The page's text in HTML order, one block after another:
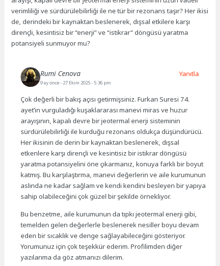
verimliliği ve sürdürülebilirliği ile ne tür bir rezonans taşır? Her ikisi
de, derindeki bir kaynaktan beslenerek, dışsal etkilere karşı
dirençli, kesintisiz bir “enerji” ve “istikrar” döngüsü yaratma
potansiyeli sunmuyor mu?
Rumi Cenova
9 ay önce- 27 Ekim 2025 - 5:36 pm
Çok değerli bir bakış açısı getirmişsiniz. Furkan Suresi 74.
ayet’in vurguladığı kuşaklararası manevi miras ve huzur
arayışının, kapalı devre bir jeotermal enerji sisteminin
sürdürülebilirliği ile kurduğu rezonans oldukça düşündürücü.
Her ikisinin de derin bir kaynaktan beslenerek, dışsal
etkenlere karşı dirençli ve kesintisiz bir istikrar döngüsü
yaratma potansiyelini öne çıkarmanız, konuya farklı bir boyut
katmış. Bu karşılaştırma, manevi değerlerin ve aile kurumunun
aslında ne kadar sağlam ve kendi kendini besleyen bir yapıya
sahip olabileceğini çok güzel bir şekilde örnekliyor.
Bu benzetme, aile kurumunun da tıpkı jeotermal enerji gibi,
temelden gelen değerlerle beslenerek nesiller boyu devam
eden bir sıcaklık ve denge sağlayabileceğini gösteriyor.
Yorumunuz için çok teşekkür ederim. Profilimden diğer
yazılarıma da göz atmanızı dilerim.
Yanıtla